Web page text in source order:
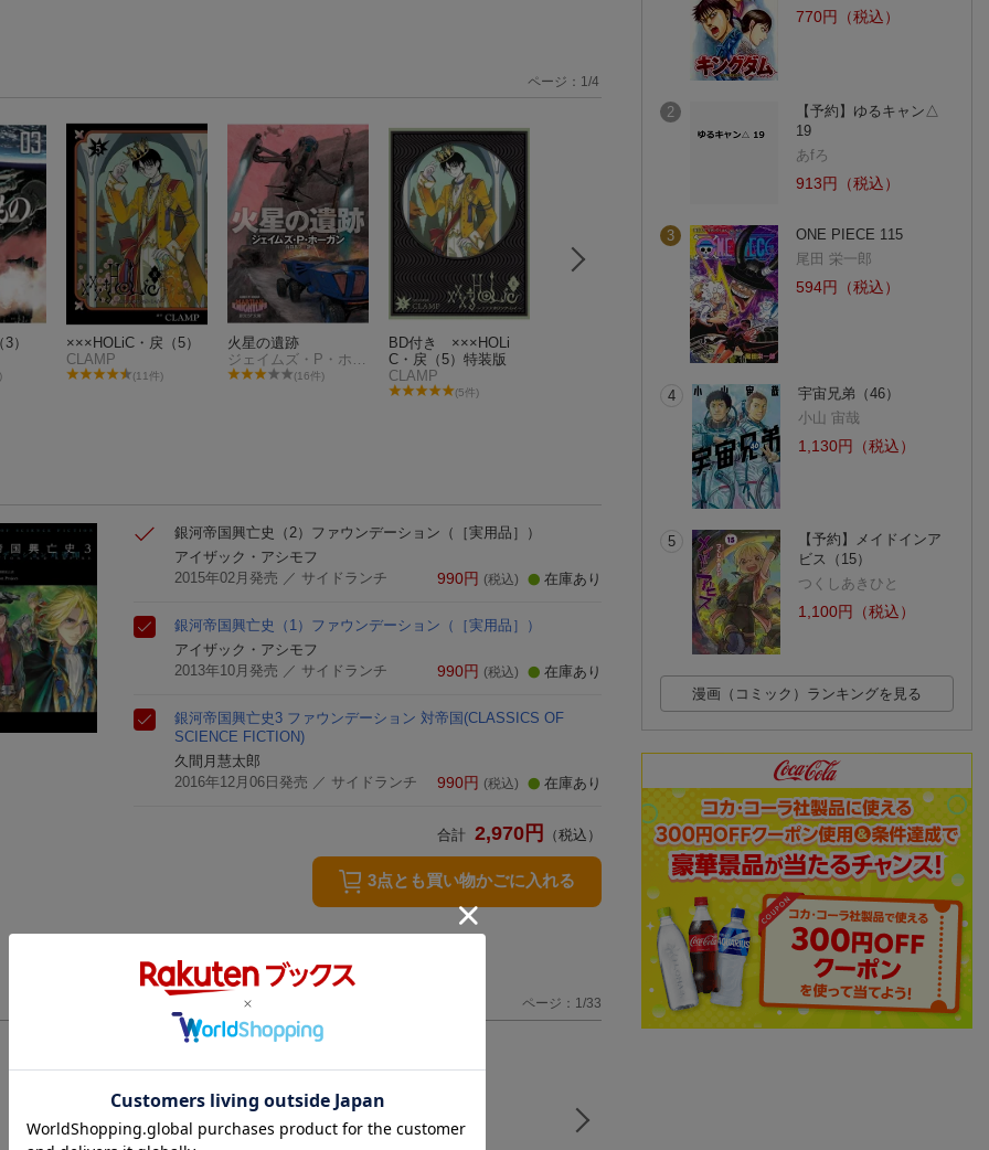
）
×××HOLiC・戻（5）
CLAMP
(11件)
火星の遺跡
(16件)
BD付き ×××HOLi
C・戻（5）特装版
CLAMP
(5件)
星を継ぐもの（01）
星野之宣
ページ： 1 /4
銀河帝国興亡史（2） ファウンデーション （［実用品］）
アイザック・アシモフ
2015年02月発売 ／ サイドランチ 990円 (税込) 在庫あり
銀河帝国興亡史（1） ファウンデーション （［実用品］）
アイザック・アシモフ
2013年10月発売 ／ サイドランチ 990円 (税込) 在庫あり
銀河帝国興亡史3 ファウンデーション 対帝国(CLASSICS OF
SCIENCE FICTION)
久間月慧太郎
2016年12月06日発売 ／ サイドランチ 990円 (税込) 在庫あり
合計 2,970 円 （税込）
3点とも買い物かごに入れる
ページ：1/33
770円（税込）
2
【予約】ゆるキャン△
19
あfろ
913円（税込）
3
ONE PIECE 115
尾田 栄一郎
594円（税込）
4
宇宙兄弟（46）
小山 宙哉
1,130円（税込）
5
【予約】メイドインア
ビス（15）
つくしあきひと
1,100円（税込）
漫画（コミック）ランキングを見る